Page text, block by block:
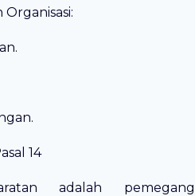
14
adalah pemegang